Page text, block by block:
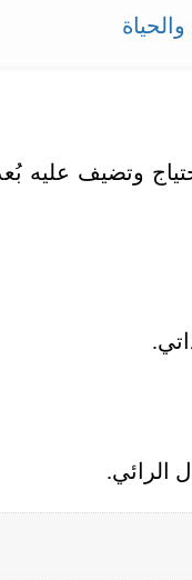
وتضيف عليه بُعداً
الرائي.